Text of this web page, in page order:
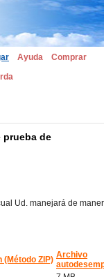
Ayuda
Comprar
prueba de
Ud. manejará de
(Método ZIP) Archivo